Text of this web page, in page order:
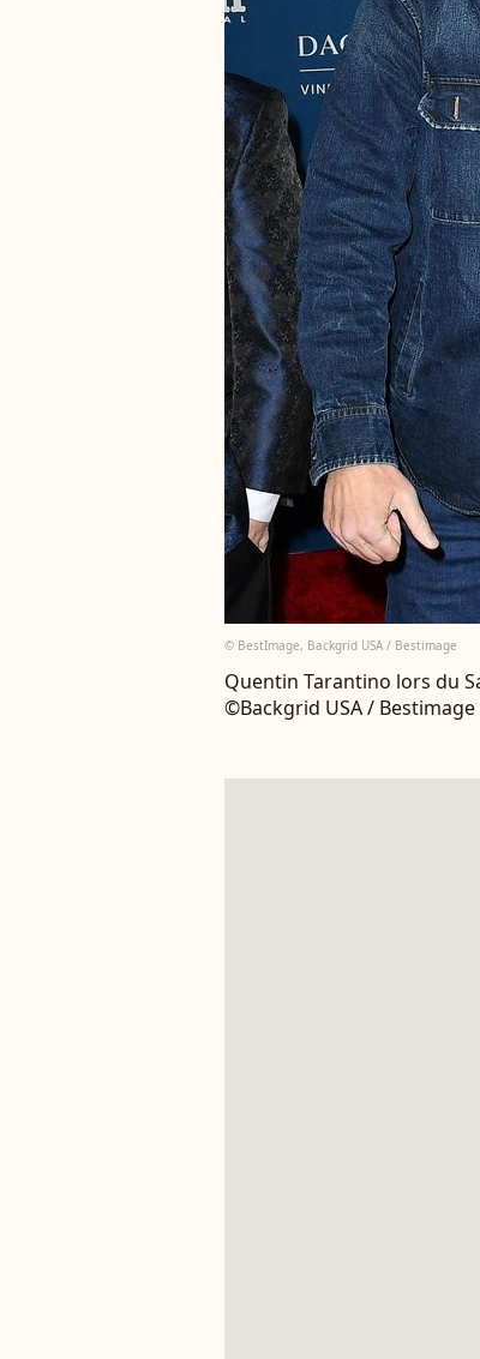
© BestImage, Backgrid USA / Bestimage
Quentin Tarantino lors du
©Backgrid USA / Bestimage